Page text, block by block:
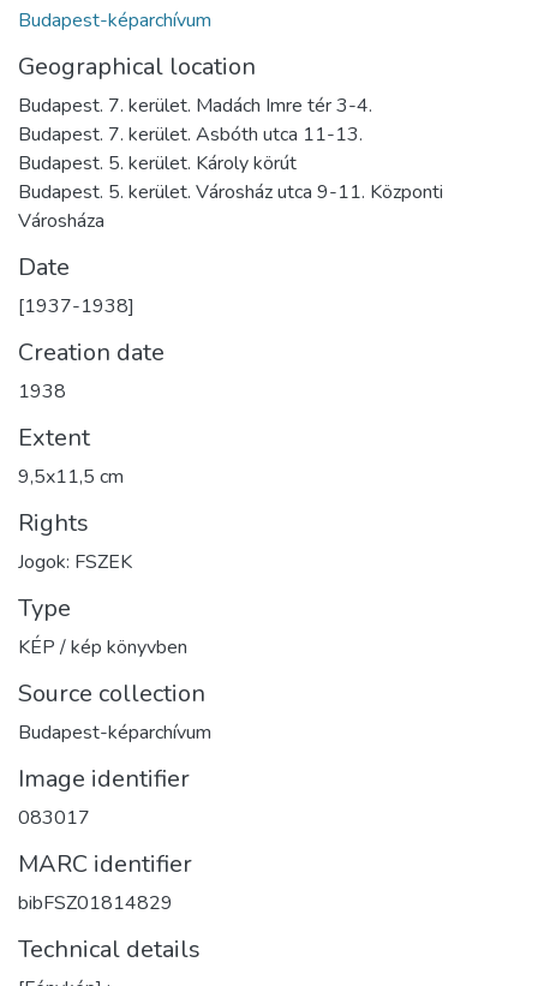
Budapest-képarchívum
Geographical location
Budapest. 7. kerület. Madách Imre tér 3-4.
Budapest. 7. kerület. Asbóth utca 11-13.
Budapest. 5. kerület. Károly körút
Budapest. 5. kerület. Városház utca 9-11. Központi
Városháza
Date
[1937-1938]
Creation date
1938
Extent
9,5x11,5 cm
Rights
Jogok: FSZEK
Type
KÉP / kép könyvben
Source collection
Budapest-képarchívum
Image identifier
083017
MARC identifier
bibFSZ01814829
Technical details